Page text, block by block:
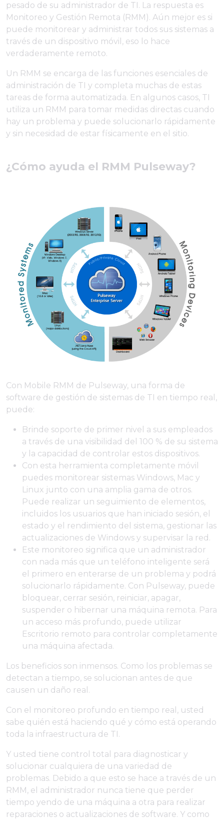
pesado de su administrador de TI. La respuesta es
Monitoreo y Gestión Remota (RMM). Aún mejor es si
puede monitorear y administrar todos sus sistemas a
través de un dispositivo móvil, eso lo hace
verdaderamente remoto.
Un RMM se encarga de las funciones esenciales de
administración de TI y completa muchas de estas
tareas de forma automatizada. En algunos casos, TI
utiliza un RMM para tomar medidas directas cuando
hay un problema y puede solucionarlo rápidamente
y sin necesidad de estar físicamente en el sitio.
¿Cómo ayuda el RMM Pulseway?
Con Mobile RMM de Pulseway, una forma de
software de gestión de sistemas de TI en tiempo real,
puede:
Brinde soporte de primer nivel a sus empleados
a través de una visibilidad del 100 % de su sistema
y la capacidad de controlar estos dispositivos.
Con esta herramienta completamente móvil
puedes monitorear sistemas Windows, Mac y
Linux junto con una amplia gama de otros.
Puede realizar un seguimiento de elementos,
incluidos los usuarios que han iniciado sesión, el
estado y el rendimiento del sistema, gestionar las
actualizaciones de Windows y supervisar la red.
Este monitoreo significa que un administrador
con nada más que un teléfono inteligente será
el primero en enterarse de un problema y podrá
solucionarlo rápidamente. Con Pulseway, puede
bloquear, cerrar sesión, reiniciar, apagar,
suspender o hibernar una máquina remota. Para
un acceso más profundo, puede utilizar
Escritorio remoto para controlar completamente
una máquina afectada.
Los beneficios son inmensos. Como los problemas se
detectan a tiempo, se solucionan antes de que
causen un daño real.
Con el monitoreo profundo en tiempo real, usted
sabe quién está haciendo qué y cómo está operando
toda la infraestructura de TI.
Y usted tiene control total para diagnosticar y
solucionar cualquiera de una variedad de
problemas. Debido a que esto se hace a través de un
RMM, el administrador nunca tiene que perder
tiempo yendo de una máquina a otra para realizar
reparaciones o actualizaciones de software. Y como